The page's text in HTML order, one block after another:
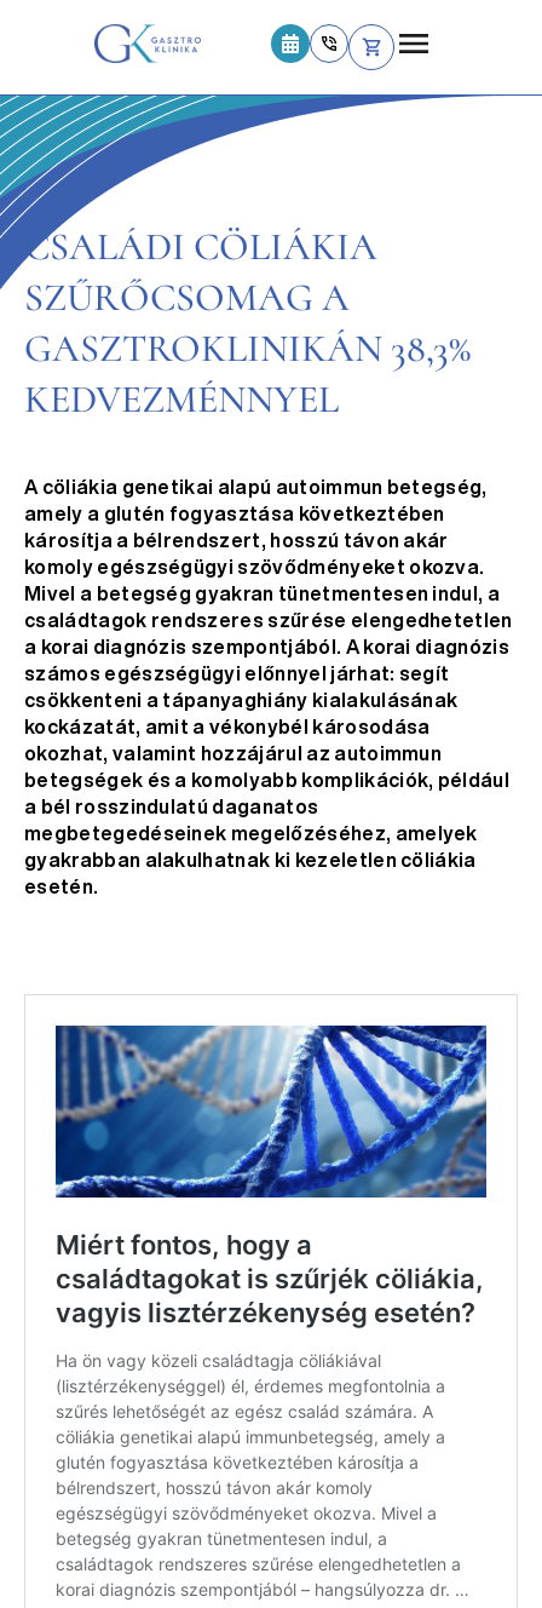
CSALÁDI CÖLIÁKIA
SZŰRŐCSOMAG A
GASZTROKLINIKÁN 38,3%
KEDVEZMÉNNYEL
A cöliákia genetikai alapú autoimmun betegség,
amely a glutén fogyasztása következtében
károsítja a bélrendszert, hosszú távon akár
komoly egészségügyi szövődményeket okozva.
Mivel a betegség gyakran tünetmentesen indul, a
családtagok rendszeres szűrése elengedhetetlen
a korai diagnózis szempontjából. A korai diagnózis
számos egészségügyi előnnyel járhat: segít
csökkenteni a tápanyaghiány kialakulásának
kockázatát, amit a vékonybél károsodása
okozhat, valamint hozzájárul az autoimmun
betegségek és a komolyabb komplikációk, például
a bél rosszindulatú daganatos
megbetegedéseinek megelőzéséhez, amelyek
gyakrabban alakulhatnak ki kezeletlen cöliákia
esetén.